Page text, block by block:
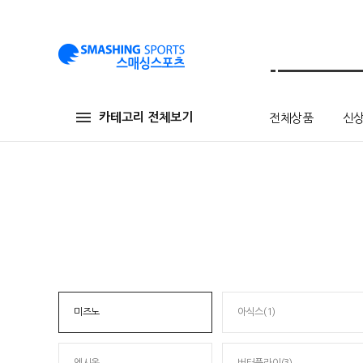
카테고리 전체보기 전체상품 신
미즈노 아식스(1)